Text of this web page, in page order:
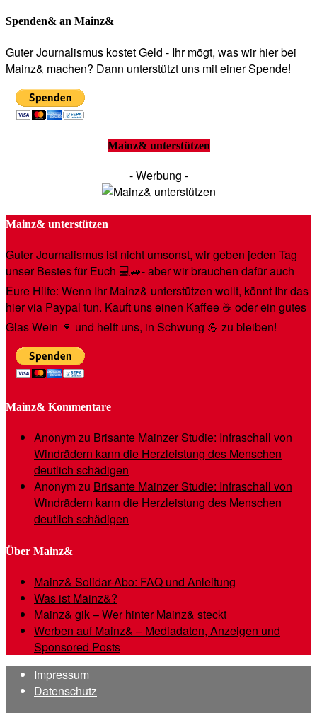
Spenden& an Mainz&
Guter Journalismus kostet Geld - Ihr mögt, was wir hier bei
Mainz& machen? Dann unterstützt uns mit einer Spende!
Mainz& unterstützen
- Werbung -
Mainz& unterstützen
Guter Journalismus ist nicht umsonst, wir geben jeden Tag
unser Bestes für Euch 💻🚙- aber wir brauchen dafür auch
Eure Hilfe: Wenn Ihr Mainz& unterstützen wollt, könnt Ihr das
hier via Paypal tun. Kauft uns einen Kaffee ☕️ oder ein gutes
Glas Wein 🍷 und helft uns, in Schwung 💪 zu bleiben!
Mainz& Kommentare
Anonymzu Brisante Mainzer Studie: Infraschall von
Windrädern kann die Herzleistung des Menschen
deutlich schädigen
Anonymzu Brisante Mainzer Studie: Infraschall von
Windrädern kann die Herzleistung des Menschen
deutlich schädigen
Über Mainz&
Mainz& Solidar-Abo: FAQ und Anleitung
Was ist Mainz&?
Mainz& gik – Wer hinter Mainz& steckt
Werben auf Mainz& – Mediadaten, Anzeigen und
Sponsored Posts
Impressum
Datenschutz